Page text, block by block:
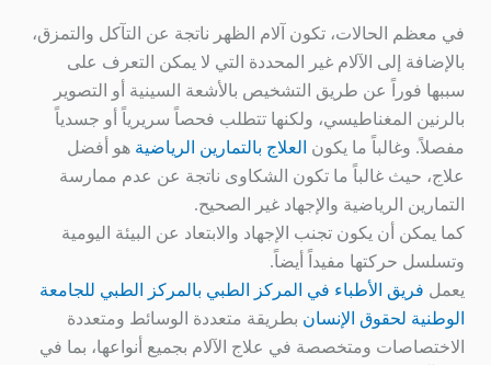
في معظم الحالات، تكون آلام الظهر ناتجة عن التآكل والتمزق،
بالإضافة إلى الآلام غير المحددة التي لا يمكن التعرف على
سببها فوراً عن طريق التشخيص بالأشعة السينية أو التصوير
بالرنين المغناطيسي، ولكنها تتطلب فحصاً سريرياً أو جسدياً
مفصلاً. وغالباً ما يكون العلاج بالتمارين الرياضية هو أفضل
علاج، حيث غالباً ما تكون الشكاوى ناتجة عن عدم ممارسة
التمارين الرياضية والإجهاد غير الصحيح.
كما يمكن أن يكون تجنب الإجهاد والابتعاد عن البيئة اليومية
وتسلسل حركتها مفيداً أيضاً.
يعمل فريق الأطباء في المركز الطبي بالمركز الطبي للجامعة
الوطنية لحقوق الإنسان بطريقة متعددة الوسائط ومتعددة
الاختصاصات ومتخصصة في علاج الآلام بجميع أنواعها، بما في